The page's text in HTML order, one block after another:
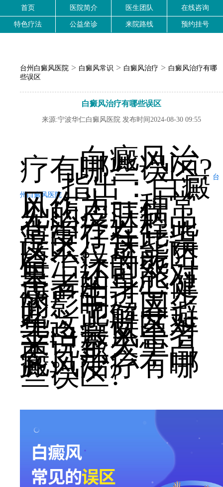
首页 医院简介 医生团队 在线咨询
特色疗法 公益坐诊 来院路线 预约挂号
台州白癜风医院 > 白癜风常识 > 白癜风治疗 > 白癜风治疗有哪
些误区
白癜风治疗有哪些误区
来源:宁波华仁白癜风医院 发布时间2024-08-30 09:55
白癜风治
疗有哪些误区? 台
州白癜风医院指出：白癜
风作为一种常
见的皮肤病，
在治疗过程中
常常存在一些
误区。这些误
区不仅可能阻
碍治疗的效
果，还可能对
患者的身心健
康产生进一步
的影响。因
此，了解并避
免这些误区对
于白癜风患者
来说至关重
要。那么，白
癜风治疗有哪
些误区?